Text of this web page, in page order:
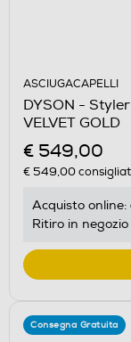
ASCIUGACAPELLI
DYSON -
VELVET GOLD
€ 549,00
€ 549,00
Acquisto online:
Ritiro in
Consegna Gratuita